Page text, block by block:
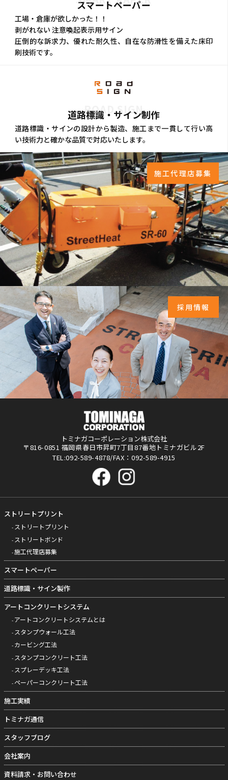
スマートペーパー
工場・倉庫が欲しかった！！
剥がれない 注意喚起表示用サイン
圧倒的な訴求力、優れた耐久性、自在な防滑性を備えた床印
刷技術です。
ROAD SIGN
道路標識・サイン制作
道路標識・サインの設計から製造、施工まで一貫して行い高
い技術力と確かな品質で対応いたします。
施工代理店募集
採用情報
トミナガコーポレーション株式会社
〒816-0851 福岡県春日市昇町7丁目87番地トミナガビル2F
TEL:092-589-4878/FAX：092-589-4915
ストリートプリント
ストリートプリント
ストリートボンド
施工代理店募集
スマートペーパー
道路標識・サイン製作
アートコンクリートシステム
アートコンクリートシステムとは
スタンプウォール工法
カービング工法
スタンプコンクリート工法
スプレーデッキ工法
ペーパーコンクリート工法
施工実績
トミナガ通信
スタッフブログ
会社案内
資料請求・お問い合わせ